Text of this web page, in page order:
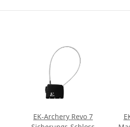
EK-Archery Revo 7